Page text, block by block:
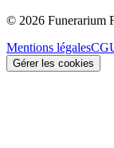
© 2026 Funerarium
Mentions légales
Gérer les cookies